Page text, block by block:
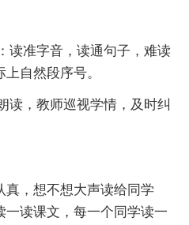
读准字音，读通句子，难读
自然段序号。
读，教师巡视学情，及时纠
真，想不想大声读给同学
读课文，每一个同学读一